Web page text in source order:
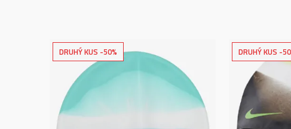
DRUHÝ KUS -50% DRUHÝ KUS -